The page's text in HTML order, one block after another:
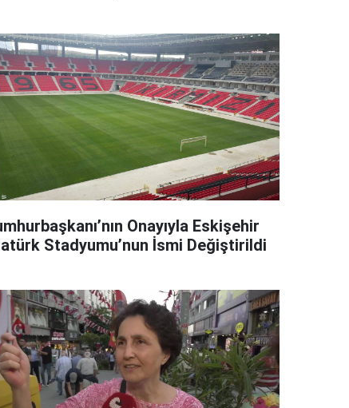
Onayıyla Eskişehir
Stadyumu’nun İsmi Değiştirildi